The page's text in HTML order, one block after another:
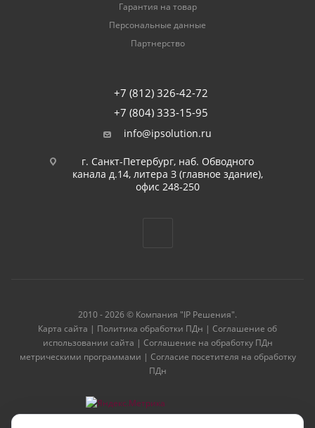
Гарантия на товар
Персональные данные
Партнерство
+7 (812) 326-42-72
+7 (804) 333-15-95
info@ipsolution.ru
г. Санкт-Петербург, наб. Обводного
канала д.14, литера З (главное здание),
офис 248-250
2010 - 2026 © Компания "IP Решения".
Карта сайта | Политика обработки ПДн | Соглашение об
использовании сайта | Соглашение на обработку ПДн
метрическими программами | Согласие посетителя на обработку
ПДн